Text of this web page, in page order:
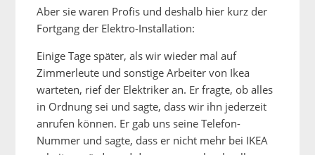
Aber sie waren Profis und deshalb hier kurz der
Fortgang der Elektro-Installation:
Einige Tage später, als wir wieder mal auf
Zimmerleute und sonstige Arbeiter von Ikea
warteten, rief der Elektriker an. Er fragte, ob alles
in Ordnung sei und sagte, dass wir ihn jederzeit
anrufen können. Er gab uns seine Telefon-
Nummer und sagte, dass er nicht mehr bei IKEA